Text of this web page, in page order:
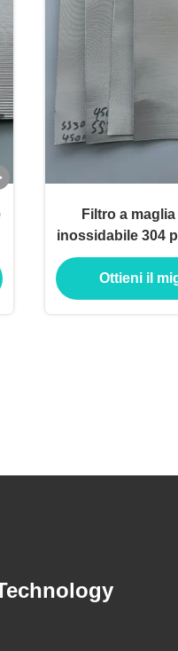
Filtro a
inossidabile 304
Ottieni il